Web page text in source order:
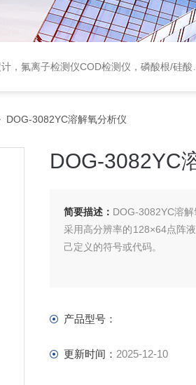
仪，磷酸根/硅酸根分析仪，PH电极、溶氧电极、电导电极
DOG-3082YC溶解氧分析仪
DOG-3082YC
简要描述： DOG-3082YC溶解
采用高分辨率的128×64点阵
己定义的符号或代码。
产品型号：
更新时间： 2025-12-10